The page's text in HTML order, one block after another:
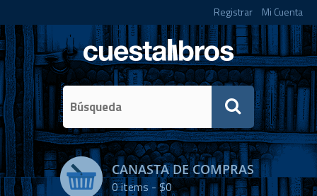
Registrar Mi Cuenta
CANASTA DE COMPRAS
0items -$0